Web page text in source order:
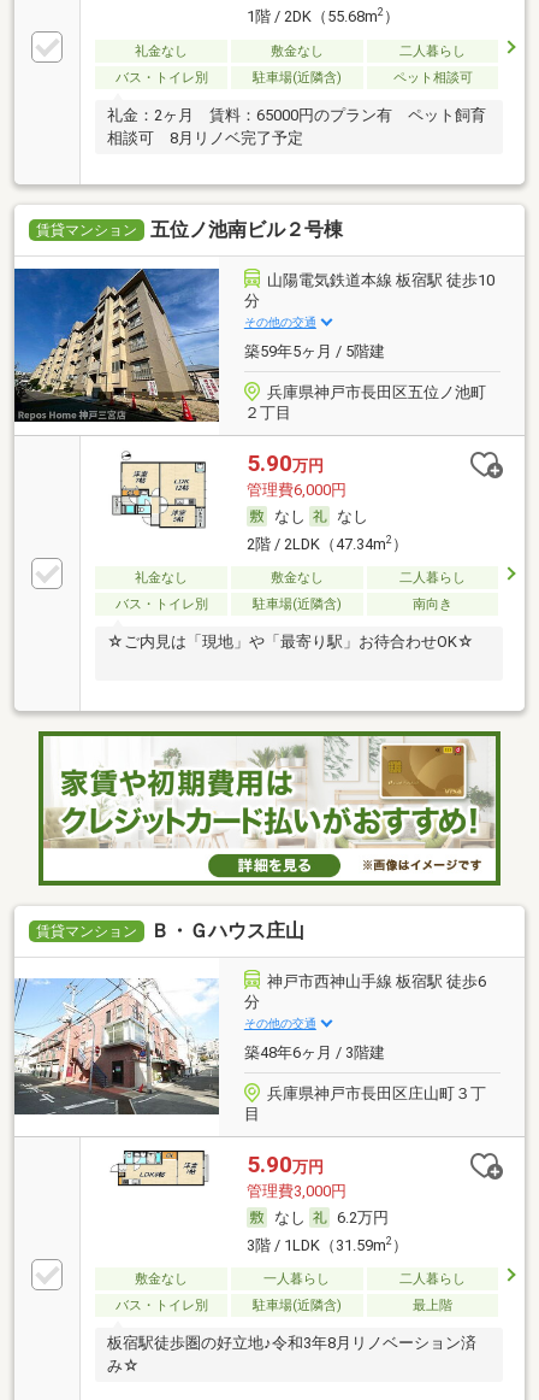
1階 / 2DK（55.68m2）
礼金なし 敷金なし
二人暮らし
バス・トイレ別
駐車場(近隣含) ペット相談可
礼金：2ヶ月 賃料：65000円のプラン有 ペット飼育
相談可 8月リノベ完了予定
賃貸マンション 五位ノ池南ビル２号棟
山陽電気鉄道本線 板宿駅 徒歩10
分
その他の交通
築59年5ヶ月 / 5階建
兵庫県神戸市長田区五位ノ池町
２丁目
5.90万円
管理費6,000円
なし
なし
2階 / 2LDK（47.34m2）
礼金なし 敷金なし
二人暮らし
バス・トイレ別
駐車場(近隣含) 南向き
☆ご内見は「現地」や「最寄り駅」お待合わせOK☆
賃貸マンション Ｂ・Ｇハウス庄山
神戸市西神山手線 板宿駅 徒歩6
分
その他の交通
築48年6ヶ月 / 3階建
兵庫県神戸市長田区庄山町３丁
目
5.90万円
管理費3,000円
なし
6.2万円
3階 / 1LDK（31.59m2）
敷金なし 一人暮らし
二人暮らし
バス・トイレ別
駐車場(近隣含) 最上階
板宿駅徒歩圏の好立地♪令和3年8月リノベーション済
み☆